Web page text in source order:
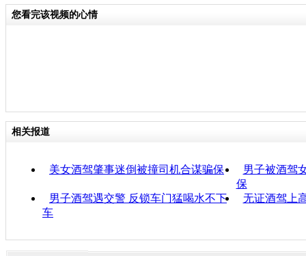
您看完该视频的心情
相关报道
美女酒驾肇事迷倒被撞司机合谋骗保
男子被酒驾
保
男子酒驾遇交警 反锁车门猛喝水不下
车
无证酒驾上